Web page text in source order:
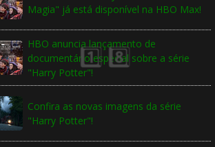
Magia" já está disponível na HBO Max!
HBO anuncia lançamento de
documentário especial sobre a série
"Harry Potter"!
Confira as novas imagens da série
"Harry Potter"!
⚡